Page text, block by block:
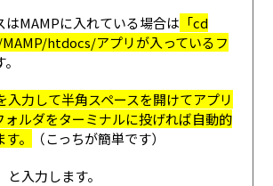
はMAMPに入れている場合は 「cd
htdocs/アプリが入っているフ
入力して半角スペースを開けてアプリ
ォルダをターミナルに投げれば自動的
。
（こっちが簡単です）
入力します。